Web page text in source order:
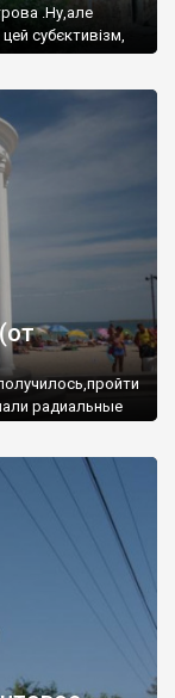
.Ну,але
субєктивізм,
радиальные